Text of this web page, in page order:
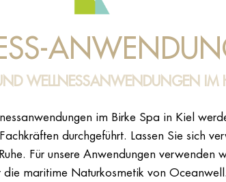
WELLNESSANWENDUNGEN IM
im Birke Spa in Kiel
durchgeführt. Lassen Sie sich
Für unsere Anwendungen verwenden
die maritime Naturkosmetik von